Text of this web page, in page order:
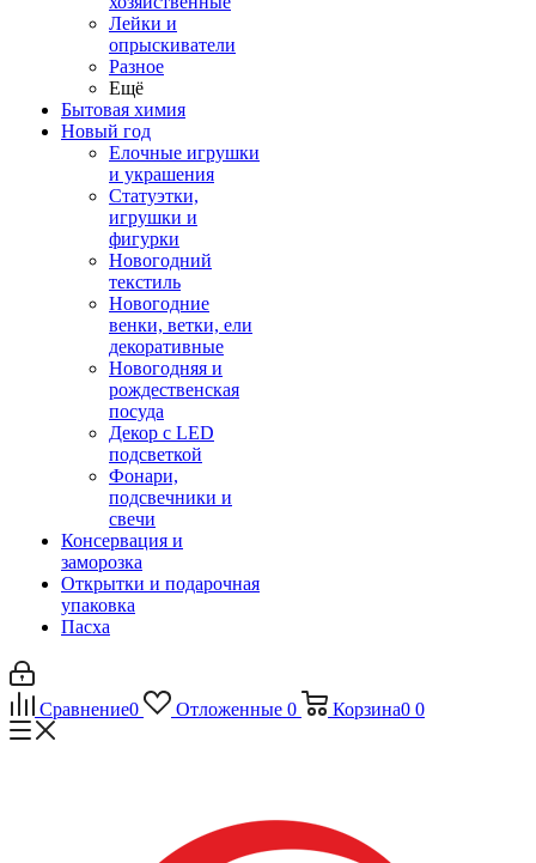
Лейки и
опрыскиватели
Разное
Ещё
Бытовая химия
Новый год
Елочные игрушки
и украшения
Статуэтки,
игрушки и
фигурки
Новогодний
текстиль
Новогодние
венки, ветки, ели
декоративные
Новогодняя и
рождественская
посуда
Декор с LED
подсветкой
Фонари,
подсвечники и
свечи
Консервация и
заморозка
Открытки и подарочная
упаковка
Пасха
Сравнение0 Отложенные 0 Корзина0 0